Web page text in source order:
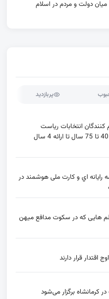
دولت و مردم در اسلام
پربازدید
کنندگان انتخابات ریاست
جمهوری/ از تعیین سن 40 تا 75 سال تا ارائه 4 سال
رايانه اي و کارت ملی هوشمند در
هایی که در سکوت مدافع میهن
اقتدار قرار دارند
کرمانشاه برگزار می‌شود